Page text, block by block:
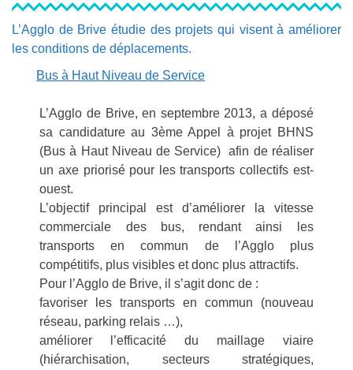
L’Agglo de Brive étudie des projets qui visent à améliorer
les conditions de déplacements.
Bus à Haut Niveau de Service
L’Agglo de Brive, en septembre 2013, a déposé
sa candidature au 3ème Appel à projet BHNS
(Bus à Haut Niveau de Service) afin de réaliser
un axe priorisé pour les transports collectifs est-
ouest.
L’objectif principal est d’améliorer la vitesse
commerciale des bus, rendant ainsi les
transports en commun de l’Agglo plus
compétitifs, plus visibles et donc plus attractifs.
Pour l’Agglo de Brive, il s’agit donc de :
favoriser les transports en commun (nouveau
réseau, parking relais …),
améliorer l’efficacité du maillage viaire
(hiérarchisation, secteurs stratégiques,